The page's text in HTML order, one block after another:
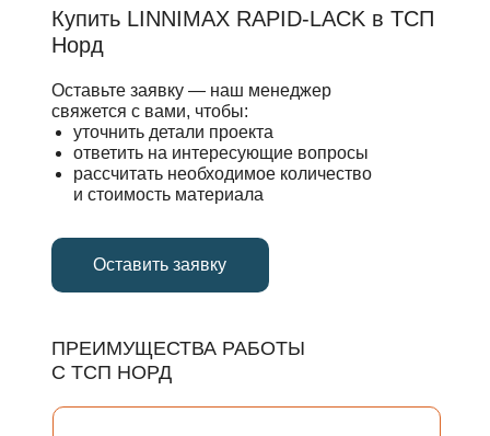
Оставьте заявку — наш менеджер
свяжется с вами, чтобы:
уточнить детали проекта
ответить на интересующие вопросы
рассчитать необходимое количество
и стоимость материала
Купить LINNIMAX RAPID-LACK в ТСП
Норд
ПРЕИМУЩЕСТВА РАБОТЫ
С ТСП НОРД
Оставить заявку